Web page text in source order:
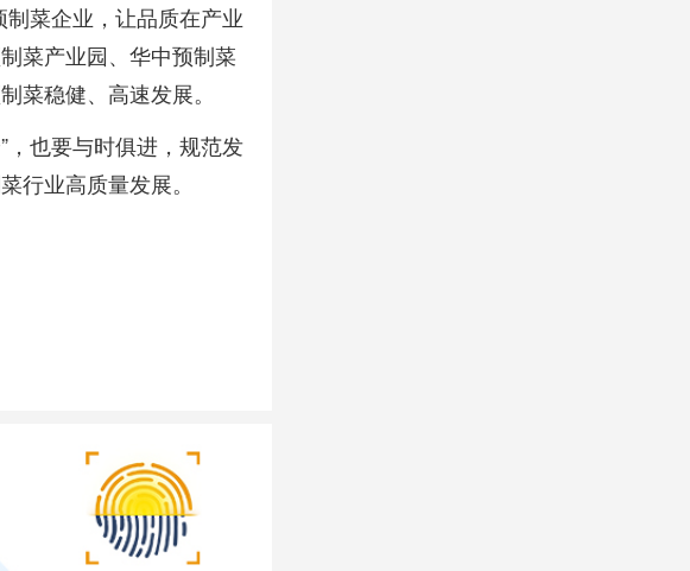
菜企业，让品质在产业
菜产业园、华中预制菜
菜稳健、高速发展。
，也要与时俱进，规范发
行业高质量发展。